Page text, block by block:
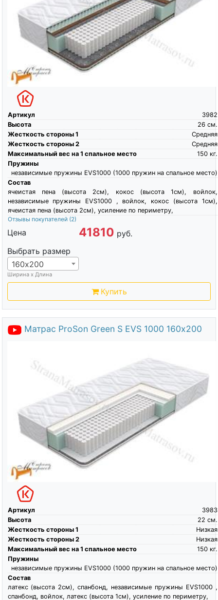
Артикул
3982
Высота
см.
26
Жесткость стороны 1
Средняя
Жесткость стороны 2
Средняя
Максимальный вес на 1 спальное место
кг.
150
Пружины
независимые пружины EVS1000 (1000 пружин на спальное место)
Состав
ячеистая пена (высота 2см), кокос (высота 1см), войлок,
независимые пружины EVS1000 , войлок, кокос (высота 1см),
ячеистая пена (высота 2см), усиление по периметру,
Отзывы покупателей (2)
Цена 41810 руб.
Выбрать размер
160х200
Ширина х Длина
Купить
Матрас ProSon Green S EVS 1000 160х200
Артикул
3983
Высота
см.
22
Жесткость стороны 1
Низкая
Жесткость стороны 2
Низкая
Максимальный вес на 1 спальное место
кг.
150
Пружины
независимые пружины EVS1000 (1000 пружин на спальное место)
Состав
латекс (высота 2см), спанбонд, независимые пружины EVS1000 ,
спанбонд, войлок, латекс (высота 1см), усиление по периметру,